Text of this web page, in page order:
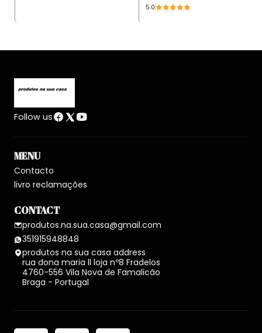
5.0
Follow us
MENU
Contacto
livro reclamações
CONTACT
produtos.na.sua.casa@gmail.com
351915948848
produtos na sua casa address
rua dona maria ll loja nº8 Fradelos
4760-556 Vila Nova de Famalicão
Braga - Portugal